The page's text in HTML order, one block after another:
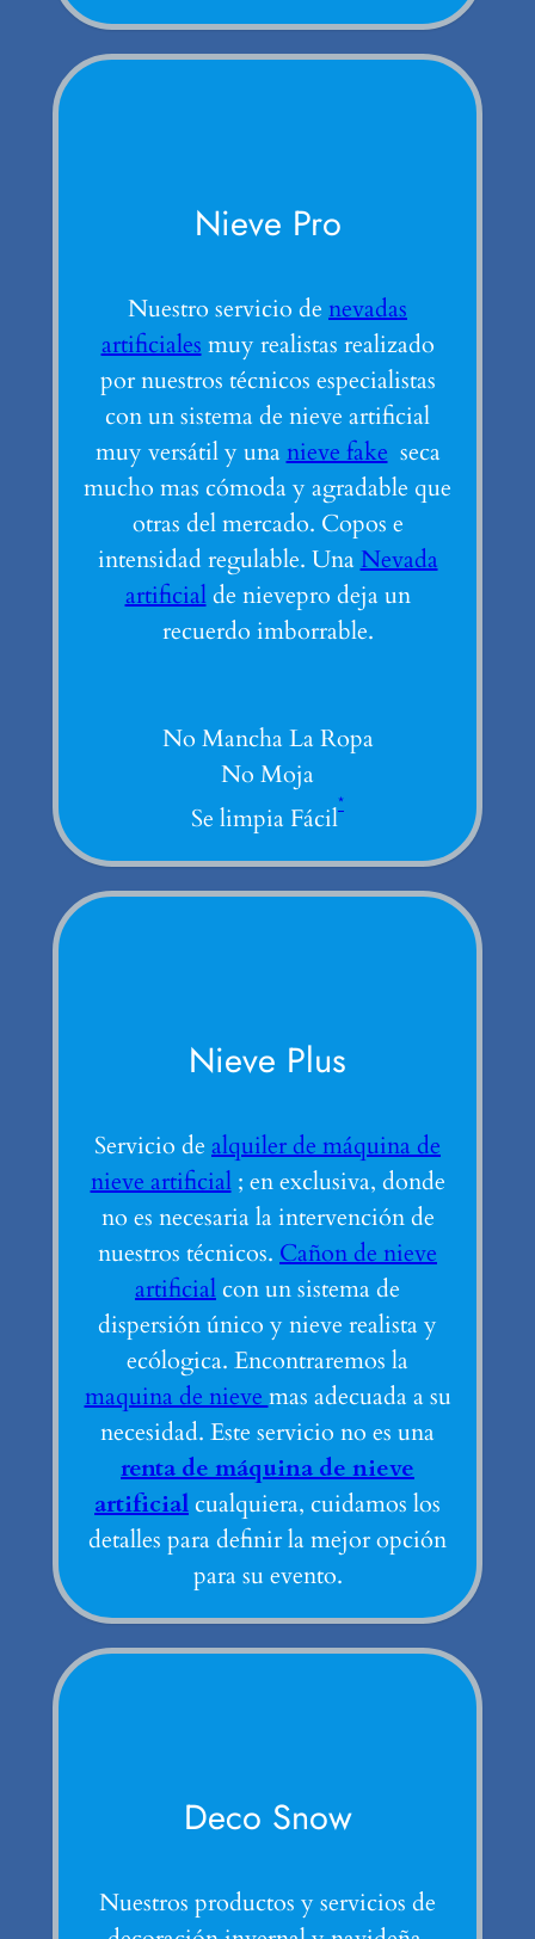
Nieve Pro
Nuestro servicio de nevadas
artificiales muy realistas realizado
por nuestros técnicos especialistas
con un sistema de nieve artificial
muy versátil y una nieve fake seca
mucho mas cómoda y agradable que
otras del mercado. Copos e
intensidad regulable. Una Nevada
artificialde nievepro deja un
recuerdo imborrable.
No Mancha La Ropa
No Moja
Se limpia Fácil*
Nieve Plus
Servicio de alquiler de máquina de
nieve artificial; en exclusiva, donde
no es necesaria la intervención de
nuestros técnicos. Cañon de nieve
artificialcon un sistema de
dispersión único y nieve realista y
ecólogica. Encontraremos la
maquina de nieve mas adecuada a su
necesidad. Este servicio no es una
renta de máquina de nieve
artificialcualquiera, cuidamos los
detalles para definir la mejor opción
para su evento.
Deco Snow
Nuestros productos y servicios de